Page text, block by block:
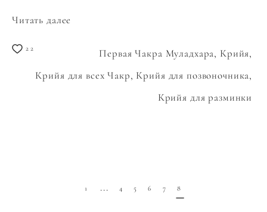
Читать далее
22 Первая Чакра Муладхара, Крийя,
Крийя для всех Чакр, Крийя для позвоночника,
Крийя для разминки
1 ... 4 5 6 7 8